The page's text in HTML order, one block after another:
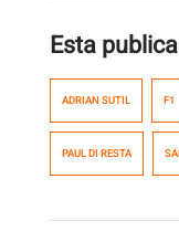
Esta
ADRIAN SUTIL F1
PAUL DI RESTA